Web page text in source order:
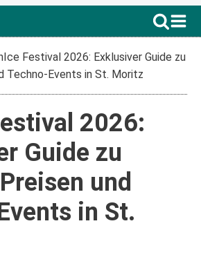
Festival 2026: Exklusiver Guide zu
Techno-Events in St. Moritz
2026:
Guide zu
und
in St.